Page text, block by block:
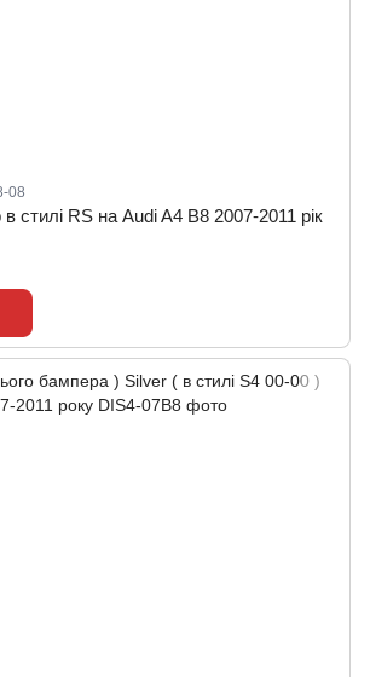
08
стилі RS на Audi A4 B8 2007-2011 рік